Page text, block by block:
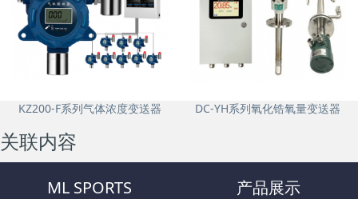
KZ200-F系列气体浓度变送器 DC-YH系列氧化锆氧量变送器
关联内容
ML SPORTS 产品展示